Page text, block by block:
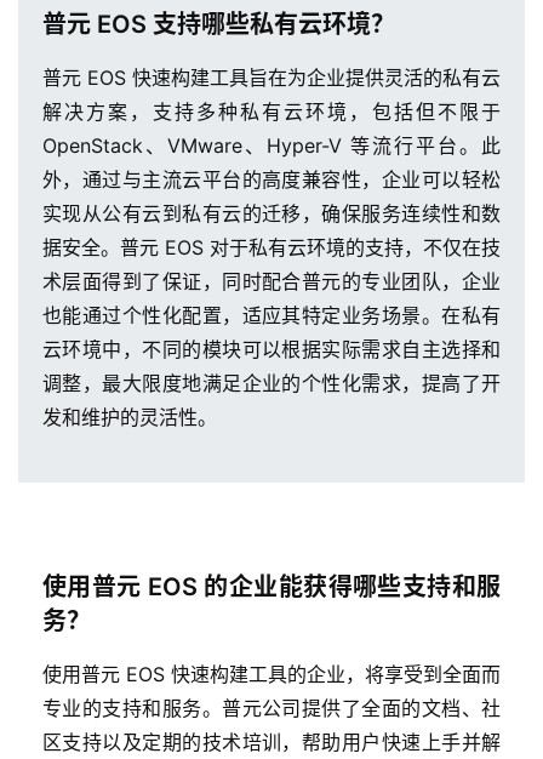
作
服
务
支
元
联
普元 EOS 支持哪些私有云环境？
普元 EOS 快速构建工具旨在为企业提供灵活的私有云
解决方案，支持多种私有云环境，包括但不限于
OpenStack、VMware、Hyper-V 等流行平台。此
外，通过与主流云平台的高度兼容性，企业可以轻松
实现从公有云到私有云的迁移，确保服务连续性和数
据安全。普元 EOS 对于私有云环境的支持，不仅在技
术层面得到了保证，同时配合普元的专业团队，企业
也能通过个性化配置，适应其特定业务场景。在私有
云环境中，不同的模块可以根据实际需求自主选择和
调整，最大限度地满足企业的个性化需求，提高了开
发和维护的灵活性。
使用普元 EOS 的企业能获得哪些支持和服
务？
使用普元 EOS 快速构建工具的企业，将享受到全面而
专业的支持和服务。普元公司提供了全面的文档、社
区支持以及定期的技术培训，帮助用户快速上手并解